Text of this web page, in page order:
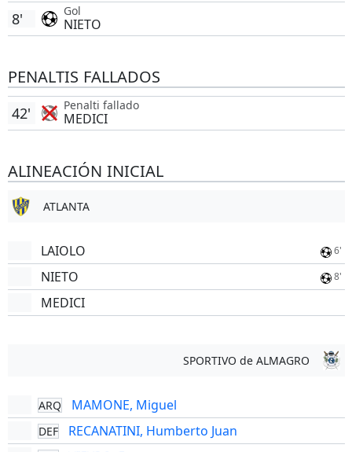
Gol
NIETO
8'
PENALTIS FALLADOS
Penalti fallado
MEDICI
42'
ALINEACIÓN INICIAL
ATLANTA
LAIOLO 6'
NIETO 8'
MEDICI
SPORTIVO de ALMAGRO
ARQ MAMONE, Miguel
DEF RECANATINI, Humberto Juan